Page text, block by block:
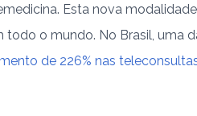
Esta nova
o mundo. No Brasil, uma
de 226% nas